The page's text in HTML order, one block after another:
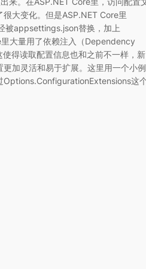
很大变化。但是ASP.NET Core里
被appsettings.json替换，加上
大量用了依赖注入（Dependency
得读取配置信息也和之前不一样，新
更加灵活和易于扩展。这里用一个小例
Options.ConfigurationExtensions这